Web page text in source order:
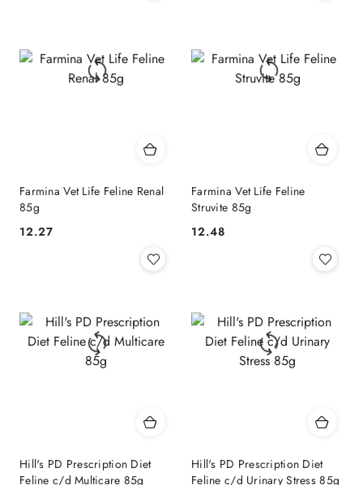
Farmina Vet Life Feline Renal
85g
Cena:
12.27
Farmina Vet Life Feline
Struvite 85g
Cena:
12.48
Hill's PD Prescription Diet
Feline c/d Multicare 85g
Hill's PD Prescription Diet
Feline c/d Urinary Stress 85g